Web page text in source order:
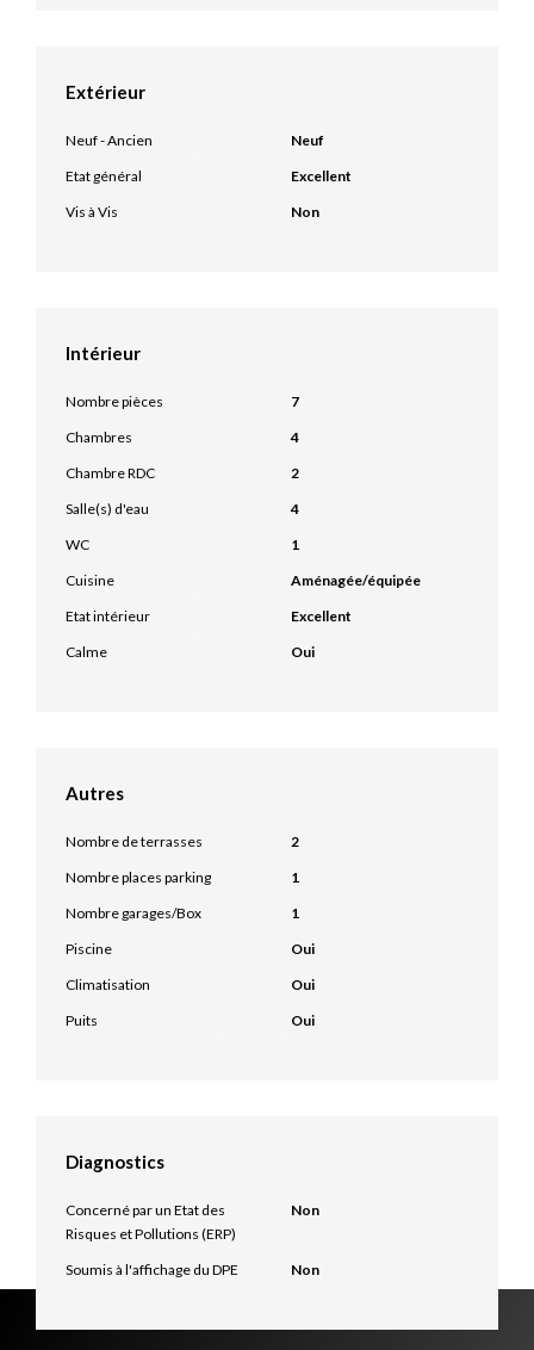
Extérieur
Neuf - Ancien
Neuf
Etat général
Excellent
Vis à Vis
Non
Intérieur
Nombre pièces
7
Chambres
4
Chambre RDC
2
Salle(s) d'eau
4
WC
1
Cuisine
Aménagée/équipée
Etat intérieur
Excellent
Calme
Oui
Autres
Nombre de terrasses
2
Nombre places parking
1
Nombre garages/Box
1
Piscine
Oui
Climatisation
Oui
Puits
Oui
Diagnostics
Concerné par un Etat des
Risques et Pollutions (ERP)
Non
Soumis à l'affichage du DPE Non